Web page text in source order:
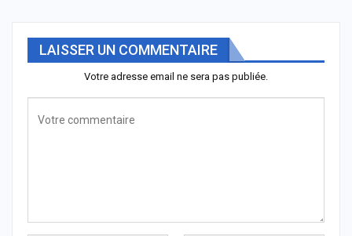
LAISSER UN COMMENTAIRE
Votre adresse email ne sera pas publiée.